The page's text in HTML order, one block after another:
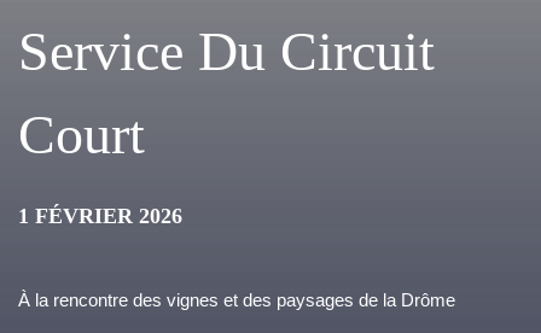
Service Du Circuit
Court
1 FÉVRIER 2026
À la rencontre des vignes et des paysages de la Drôme